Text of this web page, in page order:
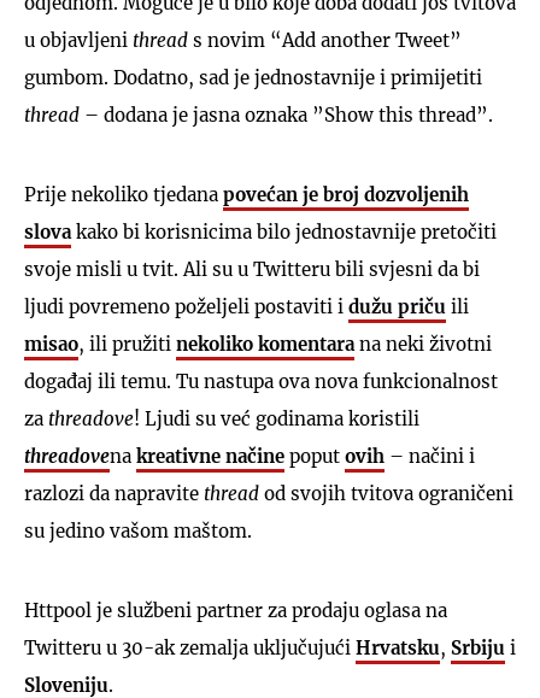
u objavljeni thread s novim “Add another Tweet”
gumbom. Dodatno, sad je jednostavnije i primijetiti
thread – dodana je jasna oznaka ”Show this thread”.
Prije nekoliko tjedana povećan je broj dozvoljenih
slova kako bi korisnicima bilo jednostavnije pretočiti
svoje misli u tvit. Ali su u Twitteru bili svjesni da bi
ljudi povremeno poželjeli postaviti i dužu priču ili
misao, ili pružiti nekoliko komentara na neki životni
događaj ili temu. Tu nastupa ova nova funkcionalnost
za threadove! Ljudi su već godinama koristili
threadovena kreativne načine poput ovih – načini i
razlozi da napravite thread od svojih tvitova ograničeni
su jedino vašom maštom.
Httpool je službeni partner za prodaju oglasa na
Twitteru u 30-ak zemalja uključujući Hrvatsku, Srbiju i
Sloveniju.